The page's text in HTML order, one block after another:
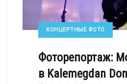
КОНЦЕРТНЫЕ ФОТО
Фоторепортаж:
в Kalemegdan